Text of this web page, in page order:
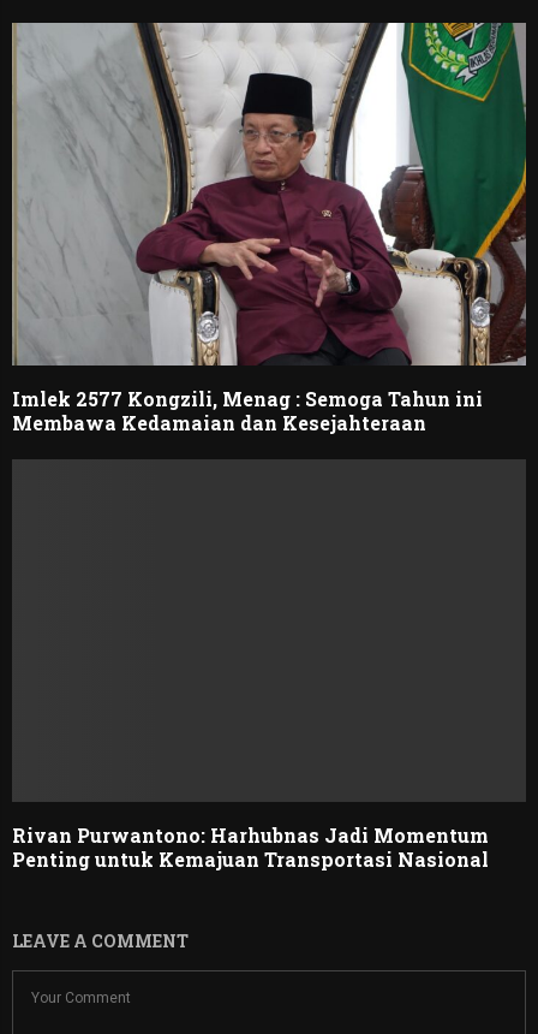
Imlek 2577 Kongzili, Menag : Semoga Tahun ini
Membawa Kedamaian dan Kesejahteraan
Rivan Purwantono: Harhubnas Jadi Momentum
Penting untuk Kemajuan Transportasi Nasional
LEAVE A COMMENT